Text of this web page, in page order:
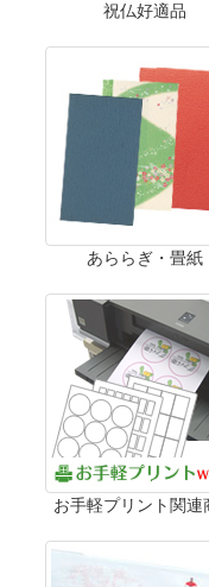
祝仏好適品
あららぎ・畳紙
お手軽プリント関連